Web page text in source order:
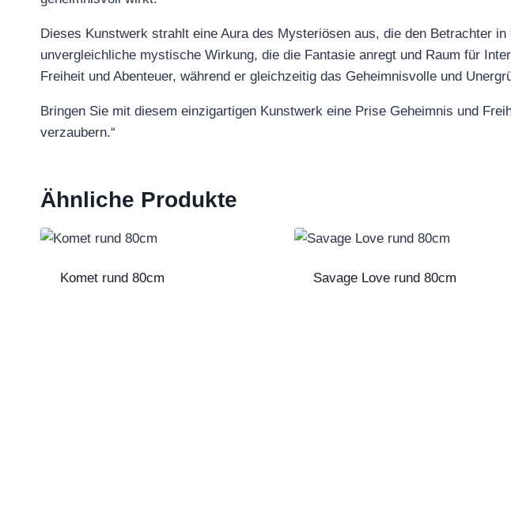
Dieses Kunstwerk strahlt eine Aura des Mysteriösen aus, die den Betrachter
unvergleichliche mystische Wirkung, die die Fantasie anregt und Raum für
Freiheit und Abenteuer, während er gleichzeitig das Geheimnisvolle und
Bringen Sie mit diesem einzigartigen Kunstwerk eine Prise Geheimnis und
verzaubern.“
Ähnliche Produkte
Komet rund 80cm Savage Love rund 80cm